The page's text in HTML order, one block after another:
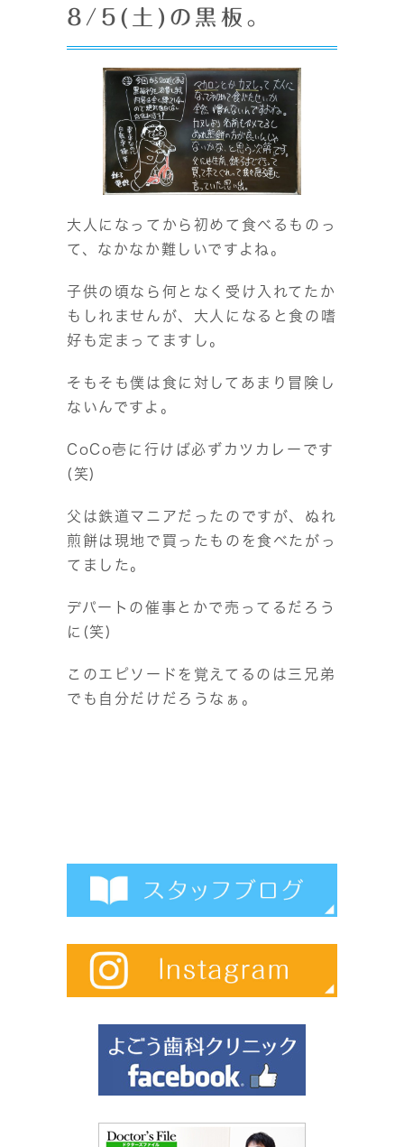
8/5(土)の黒板。
大人になってから初めて食べるものっ
て、なかなか難しいですよね。
子供の頃なら何となく受け入れてたか
もしれませんが、大人になると食の嗜
好も定まってますし。
そもそも僕は食に対してあまり冒険し
ないんですよ。
CoCo壱に行けば必ずカツカレーです
(笑)
父は鉄道マニアだったのですが、ぬれ
煎餅は現地で買ったものを食べたがっ
てました。
デパートの催事とかで売ってるだろう
に(笑)
このエピソードを覚えてるのは三兄弟
でも自分だけだろうなぁ。